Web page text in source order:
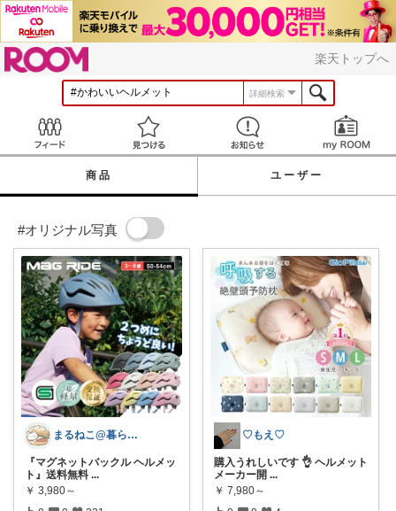
楽天トップへ
詳細検索
見つける お知らせ
商品 ユーザー
#オリジナル写真
まるねこ@暮らしと子育て🐈️🌸
『マグネットバックル ヘルメッ
ト』送料無料 ...
￥ 3,980～
♡もえ♡
購入うれしいです 👌 ヘルメット
メーカー開 ...
￥ 7,980～